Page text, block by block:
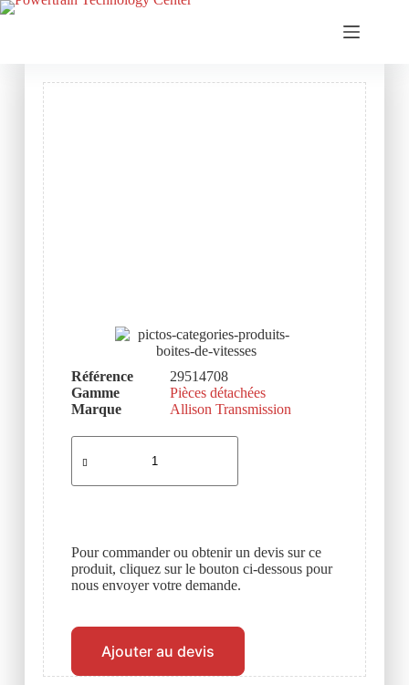
Référence
29514708
Gamme
Pièces détachées
Marque
Allison Transmission
Pour commander ou obtenir un devis sur ce
produit, cliquez sur le bouton ci-dessous pour
nous envoyer votre demande.
Ajouter au devis